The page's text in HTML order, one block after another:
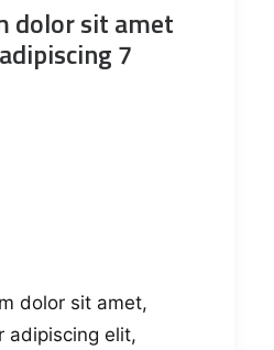
dolor sit amet
7
dolor sit amet,
adipiscing elit,